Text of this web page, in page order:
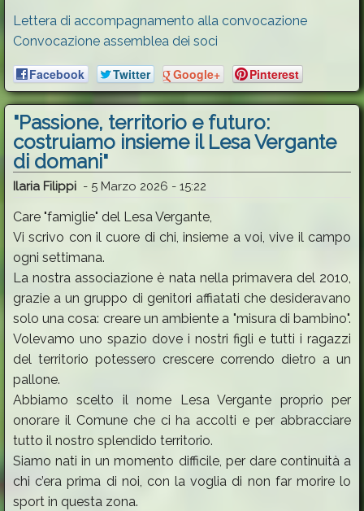
Lettera di accompagnamento alla convocazione
Convocazione assemblea dei soci
Facebook Twitter Google+ Pinterest
"Passione, territorio e futuro:
costruiamo insieme il Lesa Vergante
di domani"
Ilaria Filippi - 5 Marzo 2026 - 15:22
Care "famiglie" del Lesa Vergante,
Vi scrivo con il cuore di chi, insieme a voi, vive il campo
ogni settimana.
La nostra associazione è nata nella primavera del 2010,
grazie a un gruppo di genitori affiatati che desideravano
solo una cosa: creare un ambiente a "misura di bambino".
Volevamo uno spazio dove i nostri figli e tutti i ragazzi
del territorio potessero crescere correndo dietro a un
pallone.
Abbiamo scelto il nome Lesa Vergante proprio per
onorare il Comune che ci ha accolti e per abbracciare
tutto il nostro splendido territorio.
Siamo nati in un momento difficile, per dare continuità a
chi c’era prima di noi, con la voglia di non far morire lo
sport in questa zona.